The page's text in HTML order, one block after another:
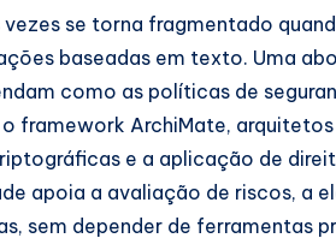
se torna fragmentado
baseadas em texto. Uma
como as políticas de
framework ArchiMate,
e a aplicação de
apoia a avaliação de riscos, a
sem depender de ferramentas